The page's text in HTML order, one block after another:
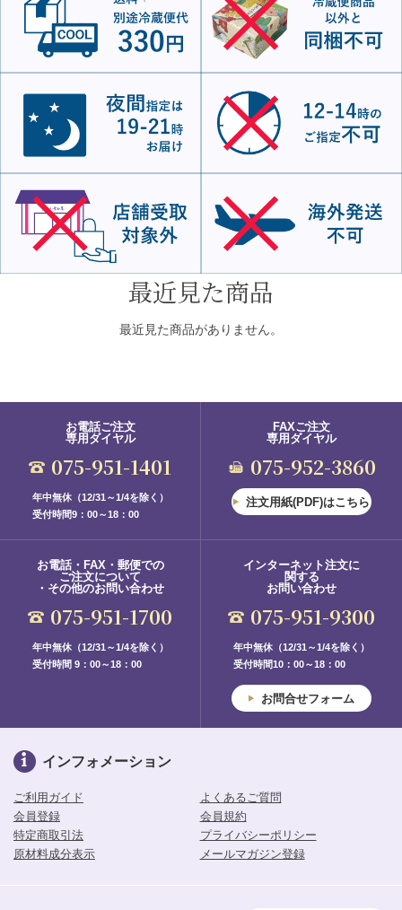
最近見た商品
最近見た商品がありません。
お電話ご注文
専用ダイヤル
075-951-1401
年中無休（12/31～1/4を除く）
受付時間9：00～18：00
FAXご注文
専用ダイヤル
075-952-3860
注文用紙(PDF)はこちら
お電話・FAX・郵便での
ご注文について
・その他のお問い合わせ
075-951-1700
年中無休（12/31～1/4を除く）
受付時間 9：00～18：00
インターネット注文に
関する
お問い合わせ
075-951-9300
年中無休（12/31～1/4を除く）
受付時間10：00～18：00
お問合せフォーム
インフォメーション
ご利用ガイド
よくあるご質問
会員登録
会員規約
特定商取引法
プライバシーポリシー
原材料成分表示
メールマガジン登録